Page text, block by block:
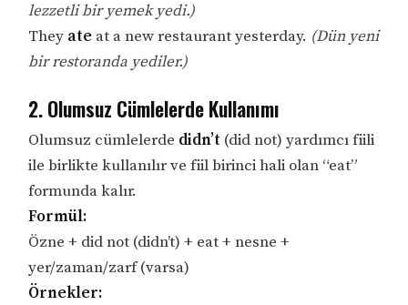
lezzetli bir yemek yedi.)
They ate at a new restaurant yesterday. (Dün yeni
bir restoranda yediler.)
2. Olumsuz Cümlelerde Kullanımı
Olumsuz cümlelerde didn’t (did not) yardımcı fiili
ile birlikte kullanılır ve fiil birinci hali olan “eat”
formunda kalır.
Formül:
Özne + did not (didn’t) + eat + nesne +
yer/zaman/zarf (varsa)
Örnekler: